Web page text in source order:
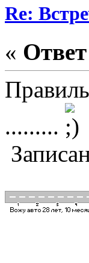
Re:
«
.........